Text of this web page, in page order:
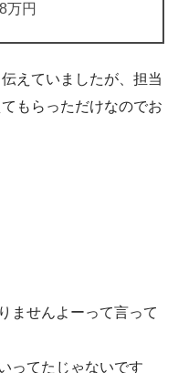
円
えていましたが、担当
もらっただけなのでお
ませんよーって言って
ってたじゃないです